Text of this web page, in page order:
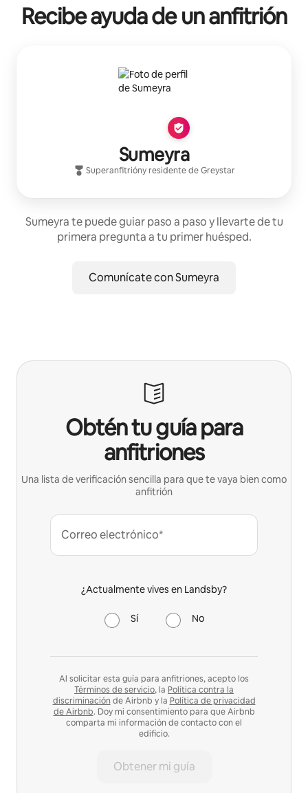
Recibe ayuda de un anfitrión
Sumeyra
Superanfitrióny residente deGreystar
Sumeyra te puede guiar paso a paso y llevarte de tu
primera pregunta a tu primer huésped.
Comunícate con Sumeyra
Obtén tu guía para
anfitriones
Una lista de verificación sencilla para que te vaya bien como
anfitrión
Correo electrónico*
¿Actualmente vives en Landsby?
Sí No
Al solicitar esta guía para anfitriones, acepto los
Términos de servicio, la Política contra la
discriminación de Airbnb y la Política de privacidad
de Airbnb. Doy mi consentimiento para que Airbnb
comparta mi información de contacto con el
edificio.
Obtener mi guía